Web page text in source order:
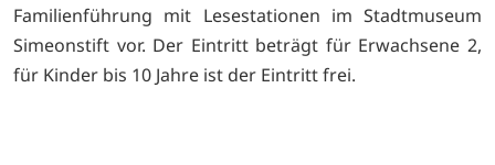
Familienführung mit Lesestationen im Stadtmuseum
Simeonstift vor. Der Eintritt beträgt für Erwachsene 2,
für Kinder bis 10 Jahre ist der Eintritt frei.